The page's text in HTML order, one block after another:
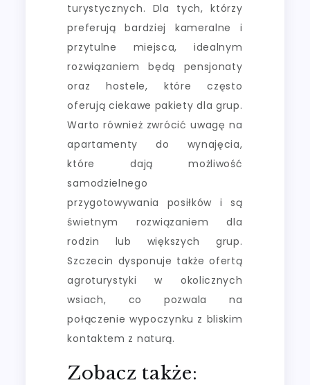
turystycznych. Dla tych, którzy
preferują bardziej kameralne i
przytulne miejsca, idealnym
rozwiązaniem będą pensjonaty
oraz hostele, które często
oferują ciekawe pakiety dla grup.
Warto również zwrócić uwagę na
apartamenty do wynajęcia,
które dają możliwość
samodzielnego
przygotowywania posiłków i są
świetnym rozwiązaniem dla
rodzin lub większych grup.
Szczecin dysponuje także ofertą
agroturystyki w okolicznych
wsiach, co pozwala na
połączenie wypoczynku z bliskim
kontaktem z naturą.
Zobacz także: